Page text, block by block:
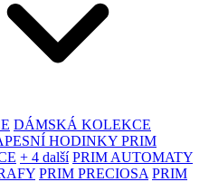
DÁMSKÁ KOLEKCE
HODINKY PRIM
+ 4 další PRIM AUTOMATY
PRIM PRECIOSA PRIM